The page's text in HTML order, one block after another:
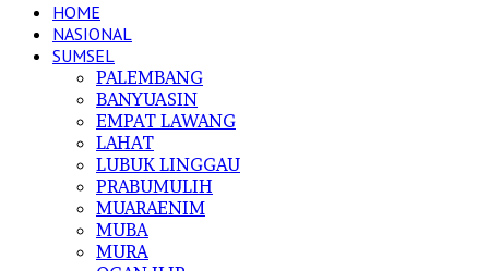
HOME
NASIONAL
SUMSEL
PALEMBANG
BANYUASIN
EMPAT LAWANG
LAHAT
LUBUK LINGGAU
PRABUMULIH
MUARAENIM
MUBA
MURA